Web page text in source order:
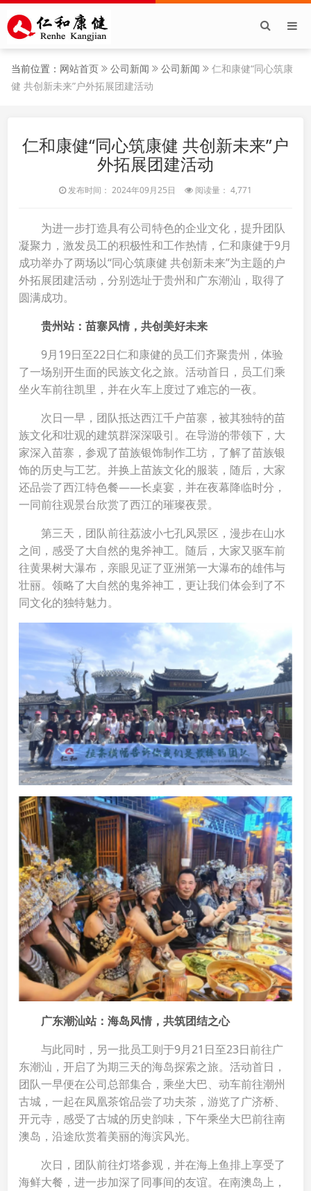
当前位置： 网站首页 公司新闻 公司新闻
仁和康健“同心筑康
健 共创新未来”户外拓展团建活动
仁和康健“同心筑康健 共创新未来”户
外拓展团建活动
发布时间： 2024年09月25日 阅读量： 4,771
为进一步打造具有公司特色的企业文化，提升团队
凝聚力，激发员工的积极性和工作热情，仁和康健于9月
成功举办了两场以“同心筑康健 共创新未来”为主题的户
外拓展团建活动，分别选址于贵州和广东潮汕，取得了
圆满成功。
贵州站：苗寨风情，共创美好未来
9月19日至22日仁和康健的员工们齐聚贵州，体验
了一场别开生面的民族文化之旅。活动首日，员工们乘
坐火车前往凯里，并在火车上度过了难忘的一夜。
次日一早，团队抵达西江千户苗寨，被其独特的苗
族文化和壮观的建筑群深深吸引。在导游的带领下，大
家深入苗寨，参观了苗族银饰制作工坊，了解了苗族银
饰的历史与工艺。并换上苗族文化的服装，随后，大家
还品尝了西江特色餐——长桌宴，并在夜幕降临时分，
一同前往观景台欣赏了西江的璀璨夜景。
第三天，团队前往荔波小七孔风景区，漫步在山水
之间，感受了大自然的鬼斧神工。随后，大家又驱车前
往黄果树大瀑布，亲眼见证了亚洲第一大瀑布的雄伟与
壮丽。领略了大自然的鬼斧神工，更让我们体会到了不
同文化的独特魅力。
广东潮汕站：海岛风情，共筑团结之心
与此同时，另一批员工则于9月21日至23日前往广
东潮汕，开启了为期三天的海岛探索之旅。活动首日，
团队一早便在公司总部集合，乘坐大巴、动车前往潮州
古城，一起在凤凰茶馆品尝了功夫茶，游览了广济桥、
开元寺，感受了古城的历史韵味，下午乘坐大巴前往南
澳岛，沿途欣赏着美丽的海滨风光。
次日，团队前往灯塔参观，并在海上鱼排上享受了
海鲜大餐，进一步加深了同事间的友谊。在南澳岛上，